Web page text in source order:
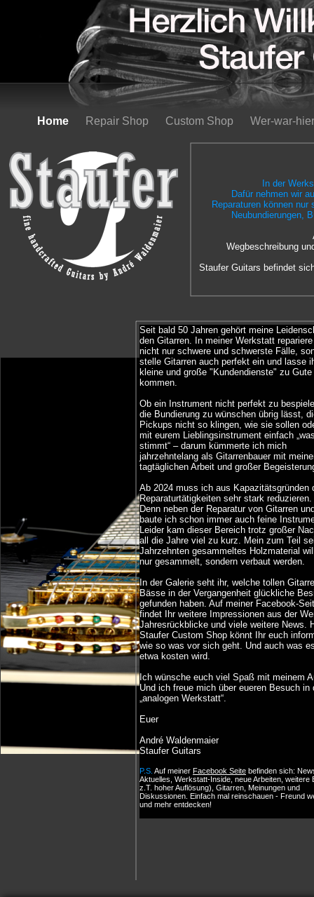
Home Repair Shop Custom Shop Wer-war-
In der
Dafür nehmen wir
Reparaturen können
Neubundierungen,
Wegbeschreibung
Staufer Guitars befindet
Seit bald 50 Jahren gehört meine
den Gitarren. In meiner Werkstatt
nicht nur schwere und schwerste Fälle,
stelle Gitarren auch perfekt ein und lasse
kleine und große "Kundendienste" zu Gute
kommen.
Ob ein Instrument nicht perfekt zu
die Bundierung zu wünschen übrig lässt,
Pickups nicht so klingen, wie sie sollen
mit eurem Lieblingsinstrument einfach
stimmt“ – darum kümmerte ich mich
jahrzehntelang als Gitarrenbauer mit
tagtäglichen Arbeit und großer
Ab 2024 muss ich aus Kapazitätsgründen
Reparaturtätigkeiten sehr stark reduzieren.
Denn neben der Reparatur von Gitarren
baute ich schon immer auch feine
Leider kam dieser Bereich trotz großer
all die Jahre viel zu kurz. Mein zum Teil
Jahrzehnten gesammeltes Holzmaterial
nur gesammelt, sondern verbaut werden.
In der Galerie seht ihr, welche tollen
Bässe in der Vergangenheit glückliche
gefunden haben. Auf meiner Facebook-
findet Ihr weitere Impressionen aus der
Jahresrückblicke und viele weitere News.
Staufer Custom Shop könnt Ihr euch
wie so was vor sich geht. Und auch was
etwa kosten wird.
Ich wünsche euch viel Spaß mit meinem
Und ich freue mich über eueren Besuch in
„analogen Werkstatt“.
Euer
André Waldenmaier
Staufer Guitars
P.S. Auf meiner Facebook Seite befinden sich:
Aktuelles, Werkstatt-Inside, neue Arbeiten, weitere
z.T. hoher Auflösung), Gitarren, Meinungen und
Diskussionen. Einfach mal reinschauen - Freund
und mehr entdecken!